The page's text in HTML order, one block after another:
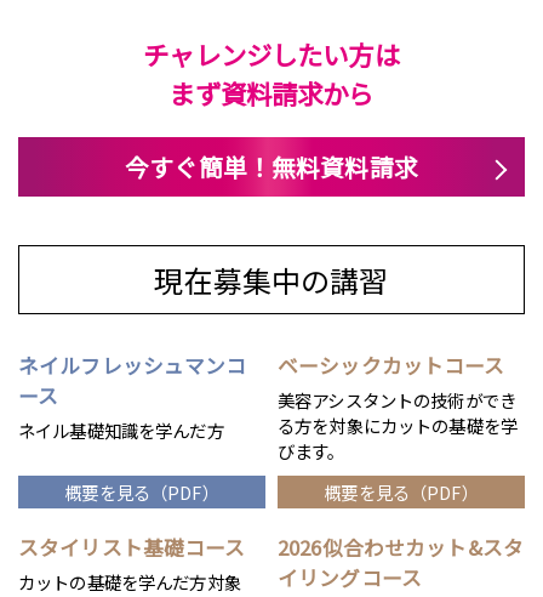
チャレンジしたい方は
まず資料請求から
今すぐ簡単！無料資料請求
現在募集中の講習
ネイルフレッシュマンコ
ース
ネイル基礎知識を学んだ方
概要を見る（PDF）
ベーシックカットコース
美容アシスタントの技術ができ
る方を対象にカットの基礎を学
びます。
概要を見る（PDF）
スタイリスト基礎コース
カットの基礎を学んだ方対象
2026似合わせカット&スタ
イリングコース